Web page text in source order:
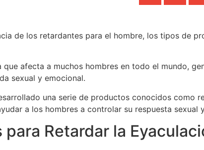
de los retardantes para el hombre, los tipos de
afecta a muchos hombres en todo el mundo,
sexual y emocional.
una serie de productos conocidos como
a los hombres a controlar su respuesta
Retardar la